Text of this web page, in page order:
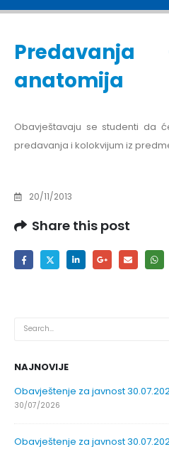
anatomija
Obavještavaju se studenti da
predavanja i kolokvijum iz
20/11/2013
Share this post
NAJNOVIJE
Obavještenje za javnost
30/07/2026
Obavještenje za javnost